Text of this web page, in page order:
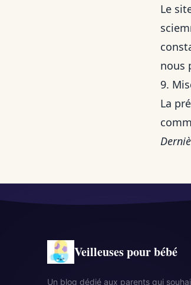
Le
nous
9.
La
Veilleuses pour bébé
Un blog dédié aux parents qui